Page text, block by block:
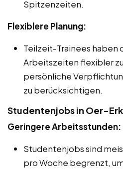
Spitzenzeiten.
Flexiblere Planung:
Teilzeit-Trainees
Arbeitszeiten flexibler
persönliche
zu berücksichtigen.
Studentenjobs in Oer-
Geringere Arbeitsstunden:
Studentenjobs sind
pro Woche begrenzt,